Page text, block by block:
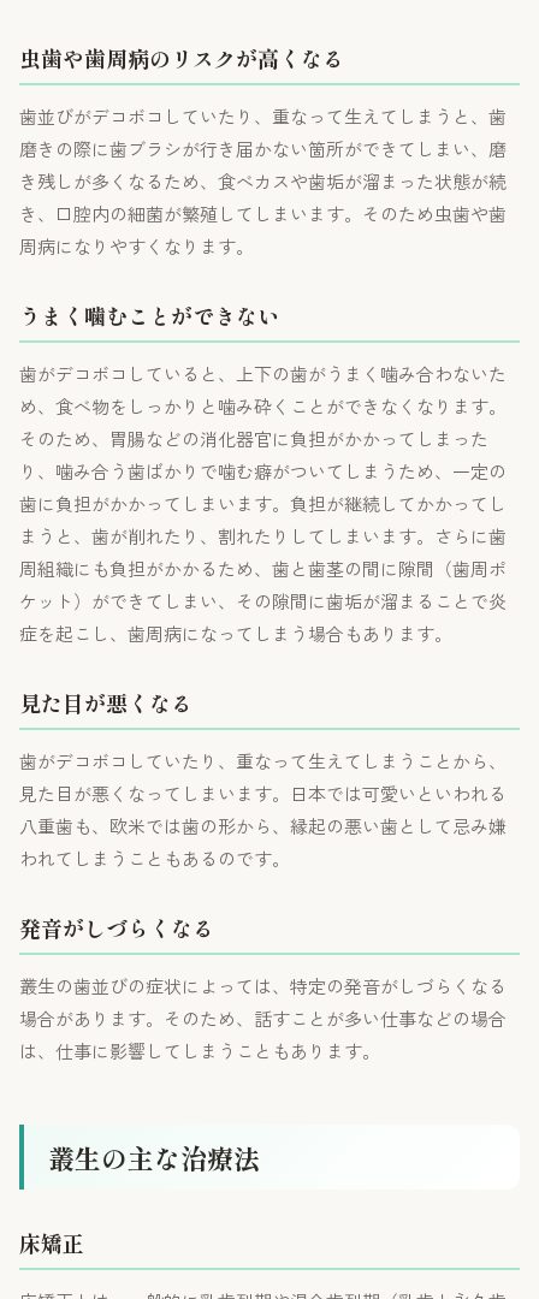
虫歯や歯周病のリスクが高くなる
歯並びがデコボコしていたり、重なって生えてしまうと、歯
磨きの際に歯ブラシが行き届かない箇所ができてしまい、磨
き残しが多くなるため、食べカスや歯垢が溜まった状態が続
き、口腔内の細菌が繁殖してしまいます。そのため虫歯や歯
周病になりやすくなります。
うまく噛むことができない
歯がデコボコしていると、上下の歯がうまく噛み合わないた
め、食べ物をしっかりと噛み砕くことができなくなります。
そのため、胃腸などの消化器官に負担がかかってしまった
り、噛み合う歯ばかりで噛む癖がついてしまうため、一定の
歯に負担がかかってしまいます。負担が継続してかかってし
まうと、歯が削れたり、割れたりしてしまいます。さらに歯
周組織にも負担がかかるため、歯と歯茎の間に隙間（歯周ポ
ケット）ができてしまい、その隙間に歯垢が溜まることで炎
症を起こし、歯周病になってしまう場合もあります。
見た目が悪くなる
歯がデコボコしていたり、重なって生えてしまうことから、
見た目が悪くなってしまいます。日本では可愛いといわれる
八重歯も、欧米では歯の形から、縁起の悪い歯として忌み嫌
われてしまうこともあるのです。
発音がしづらくなる
叢生の歯並びの症状によっては、特定の発音がしづらくなる
場合があります。そのため、話すことが多い仕事などの場合
は、仕事に影響してしまうこともあります。
叢生の主な治療法
床矯正